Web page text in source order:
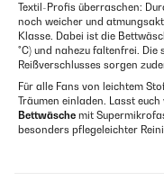
Textil-Profis überraschen:
noch weicher und
Klasse. Dabei ist die
°C) und nahezu faltenfrei.
Reißverschlusses sorgen
Für alle Fans von leichtem
Träumen einladen. Lasst
Bettwäsche mit
besonders pflegeleichter